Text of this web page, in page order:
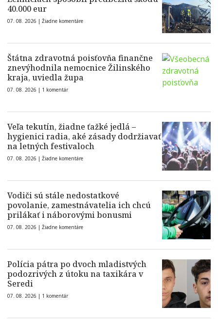
40.000 eur
07. 08. 2026 | Žiadne komentáre
Štátna zdravotná poisťovňa finančne
znevýhodnila nemocnice Žilinského
kraja, uviedla župa
07. 08. 2026 | 1 komentár
Veľa tekutín, žiadne ťažké jedlá –
hygienici radia, aké zásady dodržiavať
na letných festivaloch
07. 08. 2026 | Žiadne komentáre
Vodiči sú stále nedostatkové
povolanie, zamestnávatelia ich chcú
prilákať i náborovými bonusmi
07. 08. 2026 | Žiadne komentáre
Polícia pátra po dvoch mladistvých
podozrivých z útoku na taxikára v
Seredi
07. 08. 2026 | 1 komentár